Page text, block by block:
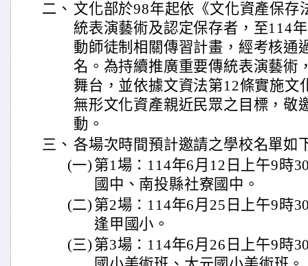
二、 文化部於98年起依《文化資產保存
統表演藝術及認定保存者，至114
動師徒制相關傳習計畫，經考核通
名。為持續推廣重要傳統表演藝術
舞台，並依據文資法第12條實施文
無形文化資產親近民眾之目標，敬
動。
三、 各場次時間預計邀請之學校名單如
(一) 第1場：114年6月12日上午9時
國中、南投縣社寮國中。
(二) 第2場：114年6月25日上午9時
逢甲國小。
(三) 第3場：114年6月26日上午9時